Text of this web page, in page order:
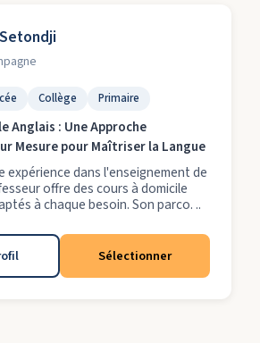
Collège Primaire
Anglais : Une Approche
Mesure pour Maîtriser la Langue
expérience dans l'enseignement de
offre des cours à domicile
à chaque besoin. Son parco. ..
Sélectionner